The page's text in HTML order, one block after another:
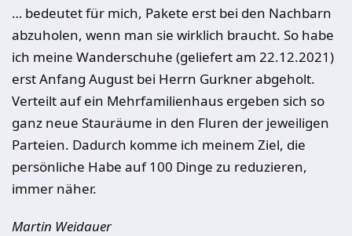
… bedeutet für mich, Pakete erst bei den Nachbarn
abzuholen, wenn man sie wirklich braucht. So habe
ich meine Wanderschuhe (geliefert am 22.12.2021)
erst Anfang August bei Herrn Gurkner abgeholt.
Verteilt auf ein Mehrfamilienhaus ergeben sich so
ganz neue Stauräume in den Fluren der jeweiligen
Parteien. Dadurch komme ich meinem Ziel, die
persönliche Habe auf 100 Dinge zu reduzieren,
immer näher.
Martin Weidauer